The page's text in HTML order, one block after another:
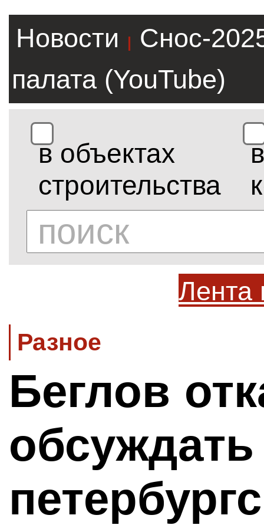
Новости |
Снос-
палата (YouTube)
в объектах
строительства
в
Лента
Разное
Беглов